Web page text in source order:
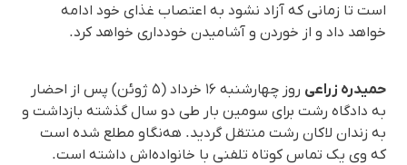
است تا زمانی که آزاد نشود به اعتصاب غذای خود ادامه
خواهد داد و از خوردن و آشامیدن خودداری خواهد کرد.
حمیدره زراعی
روز چهارشنبه ۱۶ خرداد (۵ ژوئن) پس از احضار
به دادگاه رشت برای سومین بار طی دو سال گذشته بازداشت و
به زندان لاکان رشت منتقل گردید. هه‌نگاو مطلع شده است
که وی یک تماس کوتاه تلفنی با خانواده‌اش داشته است.